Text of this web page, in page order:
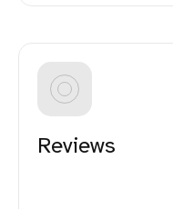
Reviews